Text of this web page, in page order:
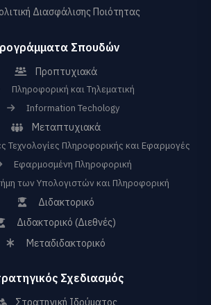
Διασφάλισης Ποιότητας
Σπουδών
Προπτυχιακά
Πληροφορική και Τηλεματική
Information Techology
Μεταπτυχιακά
Τεχνολογίες Πληροφορικής και Εφαρμογές
Εφαρμοσμένη Πληροφορική
των Υπολογιστών και Πληροφορική
Διδακτορικό
Διδακτορικό (Διεθνές)
Μεταδιδακτορικό
Σχεδιασμός
Στρατηγική Ιδρύματος